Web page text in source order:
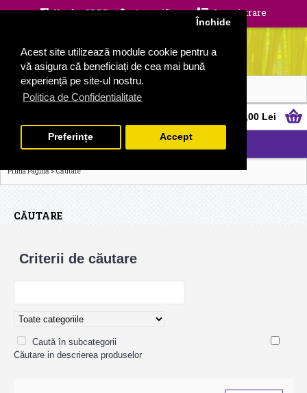
Acest site utilizează module cookie pentru a
vă asigura că beneficiați de cea mai bună
experiență pe site-ul nostru.
Politica de Confidentialitate
Închide
Preferințe Accept
Unelte GDPR Autentificare Inregistrare
0 produs(e) - 0,00 Lei
CATEGORII
Prima Pagină>Căutare
CĂUTARE
Criterii de căutare
Caută în subcategorii
Căutare in descrierea produselor